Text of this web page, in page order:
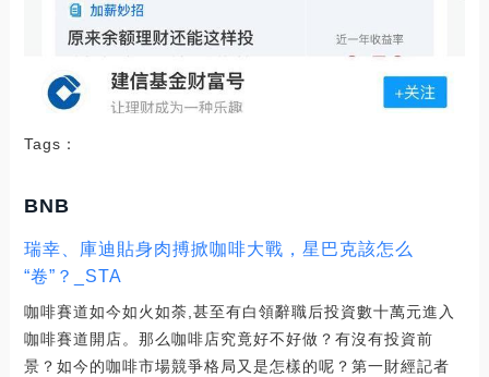
Tags：
BNB
瑞幸、庫迪貼身肉搏掀咖啡大戰，星巴克該怎么
“卷”？_STA
咖啡賽道如今如火如荼,甚至有白領辭職后投資數十萬元進入
咖啡賽道開店。那么咖啡店究竟好不好做？有沒有投資前
景？如今的咖啡市場競爭格局又是怎樣的呢？第一財經記者